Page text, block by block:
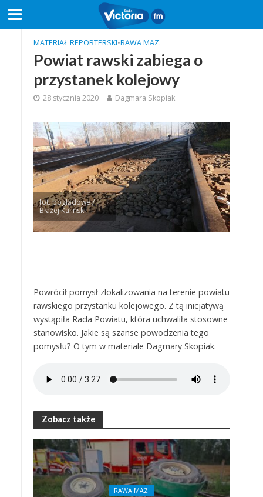
MATERIAŁ REPORTERSKI•RAWA MAZ.
Powiat rawski zabiega o
przystanek kolejowy
28 stycznia 2020 Dagmara Skopiak
fot. poglądowe /
Błażej Kaliński
Powrócił pomysł zlokalizowania na terenie powiatu
rawskiego przystanku kolejowego. Z tą inicjatywą
wystąpiła Rada Powiatu, która uchwaliła stosowne
stanowisko. Jakie są szanse powodzenia tego
pomysłu? O tym w materiale Dagmary Skopiak.
Zobacz także
RAWA MAZ.